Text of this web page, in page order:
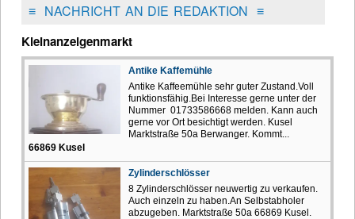
≡NACHRICHT AN DIE REDAKTION ≡
Kleinanzeigenmarkt
Antike Kaffemühle
Antike Kaffeemühle sehr guter Zustand.Voll
funktionsfähig.Bei Interesse gerne unter der
Nummer 01733586668 melden. Kann auch
gerne vor Ort besichtigt werden. Kusel
Marktstraße 50a Berwanger. Kommt...
66869 Kusel
Zylinderschlösser
8 Zylinderschlösser neuwertig zu verkaufen.
Auch einzeln zu haben.An Selbstabholer
abzugeben. Marktstraße 50a 66869 Kusel.